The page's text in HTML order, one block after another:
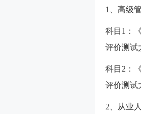
1、高级
科目1：
评价测试
科目2：
评价测试
2、从业